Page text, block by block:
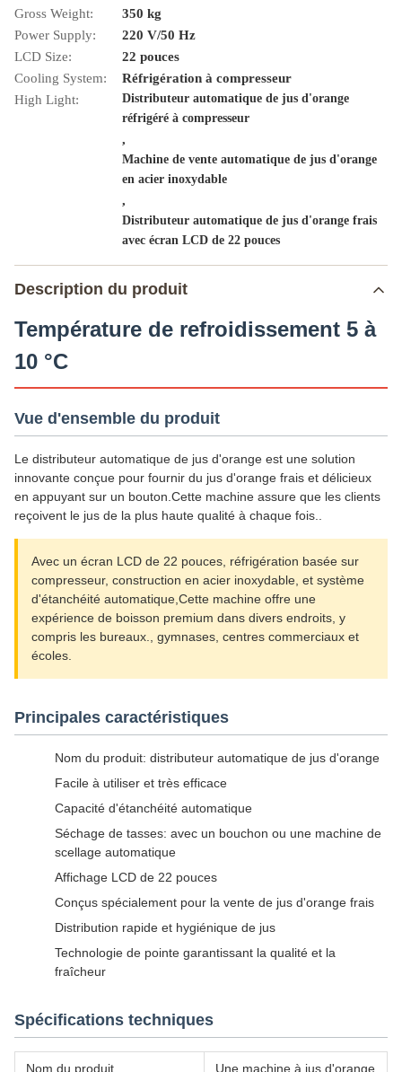
Gross Weight:
350 kg
Power Supply:
220 V/50 Hz
LCD Size:
22 pouces
Cooling System:
Réfrigération à compresseur
High Light:
Distributeur automatique de jus d'orange
réfrigéré à compresseur
,
Machine de vente automatique de jus d'orange
en acier inoxydable
,
Distributeur automatique de jus d'orange frais
avec écran LCD de 22 pouces
Description du produit
Température de refroidissement 5 à
10 °C
Vue d'ensemble du produit
Le distributeur automatique de jus d'orange est une solution
innovante conçue pour fournir du jus d'orange frais et délicieux
en appuyant sur un bouton.Cette machine assure que les clients
reçoivent le jus de la plus haute qualité à chaque fois..
Avec un écran LCD de 22 pouces, réfrigération basée sur
compresseur, construction en acier inoxydable, et système
d'étanchéité automatique,Cette machine offre une
expérience de boisson premium dans divers endroits, y
compris les bureaux., gymnases, centres commerciaux et
écoles.
Principales caractéristiques
Nom du produit: distributeur automatique de jus d'orange
Facile à utiliser et très efficace
Capacité d'étanchéité automatique
Séchage de tasses: avec un bouchon ou une machine de
scellage automatique
Affichage LCD de 22 pouces
Conçus spécialement pour la vente de jus d'orange frais
Distribution rapide et hygiénique de jus
Technologie de pointe garantissant la qualité et la
fraîcheur
Spécifications techniques
Nom du produit Une machine à jus d'orange